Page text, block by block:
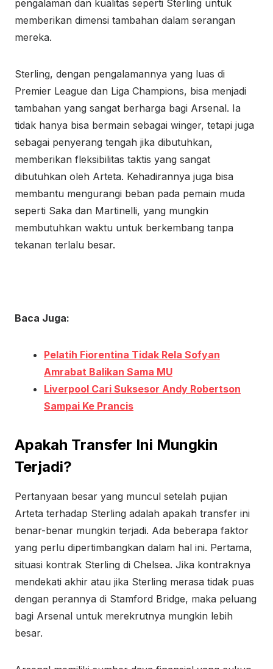
pengalaman dan kualitas seperti Sterling untuk
memberikan dimensi tambahan dalam serangan
mereka.
Sterling, dengan pengalamannya yang luas di
Premier League dan Liga Champions, bisa menjadi
tambahan yang sangat berharga bagi Arsenal. Ia
tidak hanya bisa bermain sebagai winger, tetapi juga
sebagai penyerang tengah jika dibutuhkan,
memberikan fleksibilitas taktis yang sangat
dibutuhkan oleh Arteta. Kehadirannya juga bisa
membantu mengurangi beban pada pemain muda
seperti Saka dan Martinelli, yang mungkin
membutuhkan waktu untuk berkembang tanpa
tekanan terlalu besar.
Baca Juga:
Pelatih Fiorentina Tidak Rela Sofyan
Amrabat Balikan Sama MU
Liverpool Cari Suksesor Andy Robertson
Sampai Ke Prancis
Apakah Transfer Ini Mungkin
Terjadi?
Pertanyaan besar yang muncul setelah pujian
Arteta terhadap Sterling adalah apakah transfer ini
benar-benar mungkin terjadi. Ada beberapa faktor
yang perlu dipertimbangkan dalam hal ini. Pertama,
situasi kontrak Sterling di Chelsea. Jika kontraknya
mendekati akhir atau jika Sterling merasa tidak puas
dengan perannya di Stamford Bridge, maka peluang
bagi Arsenal untuk merekrutnya mungkin lebih
besar.